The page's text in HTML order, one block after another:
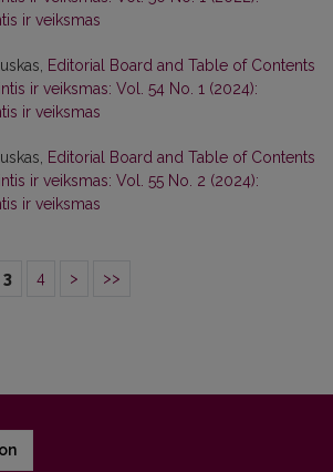
ir veiksmas
Editorial Board and Table of Contents
ir veiksmas: Vol. 54 No. 1 (2024):
ir veiksmas
Editorial Board and Table of Contents
ir veiksmas: Vol. 55 No. 2 (2024):
ir veiksmas
3 4 > >>